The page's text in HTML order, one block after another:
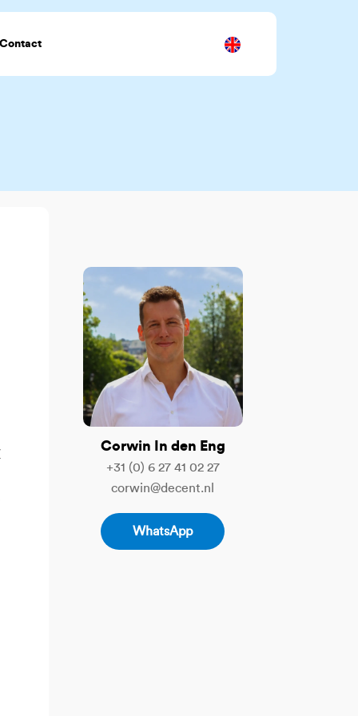
Contact
Corwin In den Eng
+31 (0) 6 27 41 02 27
corwin@decent.nl
WhatsApp